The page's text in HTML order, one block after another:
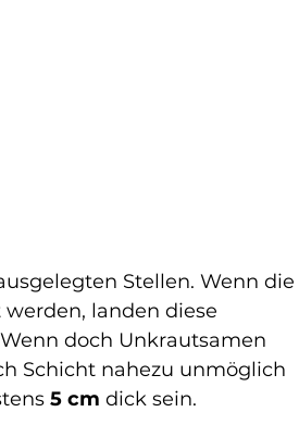
Stellen. Wenn die
landen diese
doch Unkrautsamen
Schicht nahezu unmöglich
5 cm dick sein.